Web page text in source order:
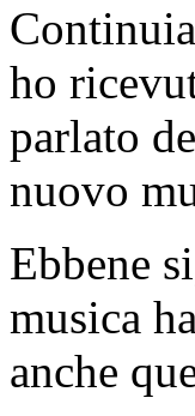
ho
parlato
nuovo
Ebbene
musica
anche